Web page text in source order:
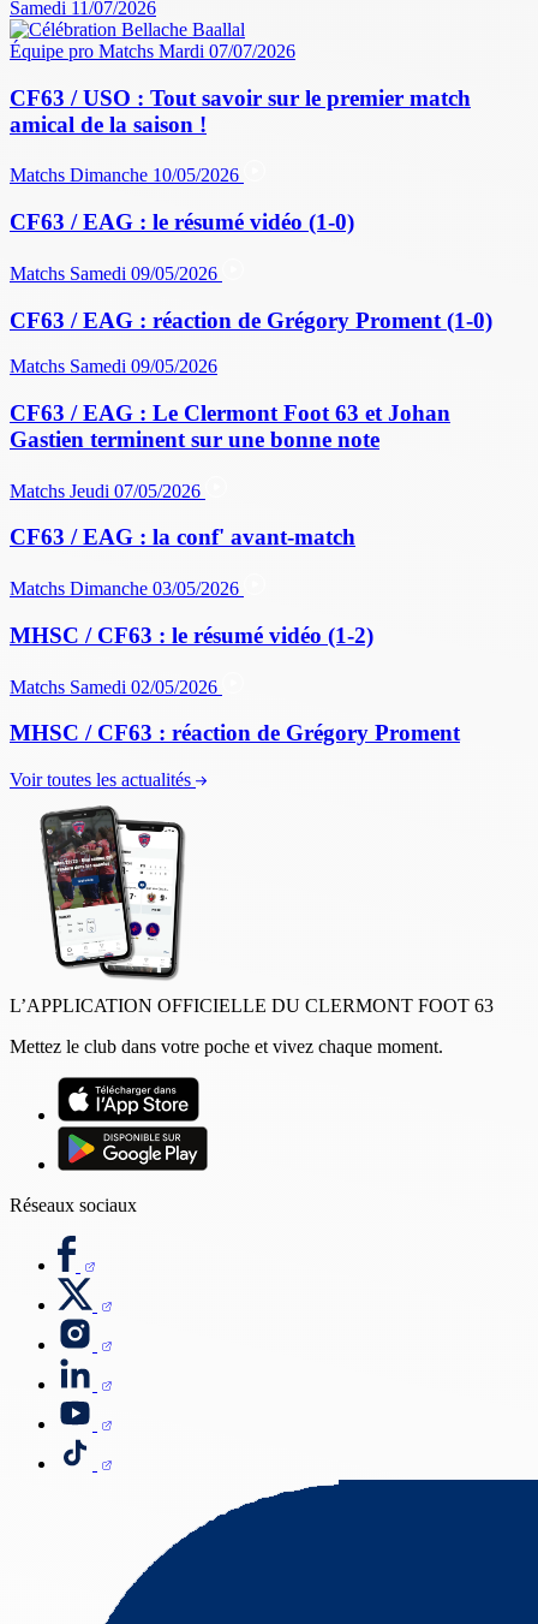
Samedi 11/07/2026
Équipe pro Matchs Mardi 07/07/2026
CF63 / USO : Tout savoir sur le premier match
amical de la saison !
Matchs Dimanche 10/05/2026
CF63 / EAG : le résumé vidéo (1-0)
Matchs Samedi 09/05/2026
CF63 / EAG : réaction de Grégory Proment (1-0)
Matchs Samedi 09/05/2026
CF63 / EAG : Le Clermont Foot 63 et Johan
Gastien terminent sur une bonne note
Matchs Jeudi 07/05/2026
CF63 / EAG : la conf' avant-match
Matchs Dimanche 03/05/2026
MHSC / CF63 : le résumé vidéo (1-2)
Matchs Samedi 02/05/2026
MHSC / CF63 : réaction de Grégory Proment
Voir toutes les actualités
L’APPLICATION OFFICIELLE DU CLERMONT FOOT 63
Mettez le club dans votre poche et vivez chaque moment.
Réseaux sociaux